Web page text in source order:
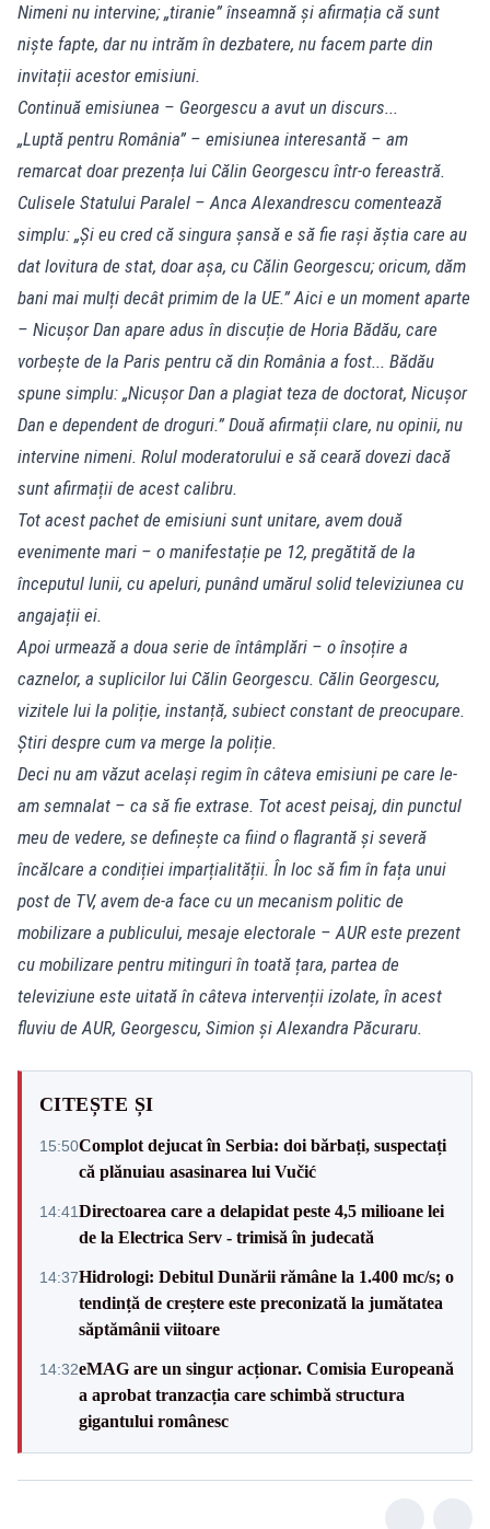
Nimeni nu intervine; „tiranie” înseamnă și afirmația că sunt
niște fapte, dar nu intrăm în dezbatere, nu facem parte din
invitații acestor emisiuni.
Continuă emisiunea – Georgescu a avut un discurs...
„Luptă pentru România” – emisiunea interesantă – am
remarcat doar prezența lui Călin Georgescu într-o fereastră.
Culisele Statului Paralel – Anca Alexandrescu comentează
simplu: „Și eu cred că singura șansă e să fie rași ăștia care au
dat lovitura de stat, doar așa, cu Călin Georgescu; oricum, dăm
bani mai mulți decât primim de la UE.” Aici e un moment aparte
– Nicușor Dan apare adus în discuție de Horia Bădău, care
vorbește de la Paris pentru că din România a fost... Bădău
spune simplu: „Nicușor Dan a plagiat teza de doctorat, Nicușor
Dan e dependent de droguri.” Două afirmații clare, nu opinii, nu
intervine nimeni. Rolul moderatorului e să ceară dovezi dacă
sunt afirmații de acest calibru.
Tot acest pachet de emisiuni sunt unitare, avem două
evenimente mari – o manifestație pe 12, pregătită de la
începutul lunii, cu apeluri, punând umărul solid televiziunea cu
angajații ei.
Apoi urmează a doua serie de întâmplări – o însoțire a
caznelor, a suplicilor lui Călin Georgescu. Călin Georgescu,
vizitele lui la poliție, instanță, subiect constant de preocupare.
Știri despre cum va merge la poliție.
Deci nu am văzut același regim în câteva emisiuni pe care le-
am semnalat – ca să fie extrase. Tot acest peisaj, din punctul
meu de vedere, se definește ca fiind o flagrantă și severă
încălcare a condiției imparțialității. În loc să fim în fața unui
post de TV, avem de-a face cu un mecanism politic de
mobilizare a publicului, mesaje electorale – AUR este prezent
cu mobilizare pentru mitinguri în toată țara, partea de
televiziune este uitată în câteva intervenții izolate, în acest
fluviu de AUR, Georgescu, Simion și Alexandra Păcuraru.
CITEȘTE ȘI
15:50Complot dejucat în Serbia: doi bărbați, suspectați
că plănuiau asasinarea lui Vučić
14:41Directoarea care a delapidat peste 4,5 milioane lei
de la Electrica Serv - trimisă în judecată
14:37Hidrologi: Debitul Dunării rămâne la 1.400 mc/s; o
tendință de creștere este preconizată la jumătatea
săptămânii viitoare
14:32eMAG are un singur acționar. Comisia Europeană
a aprobat tranzacția care schimbă structura
gigantului românesc